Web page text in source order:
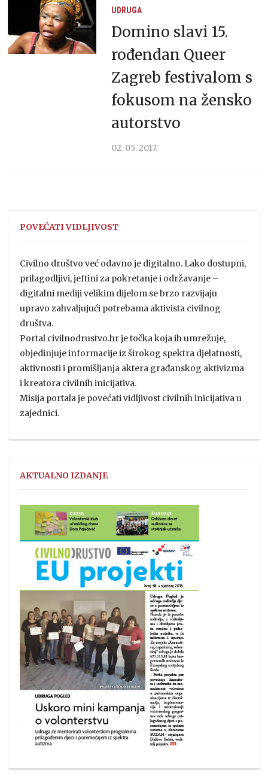
UDRUGA
Domino slavi 15.
rođendan Queer
Zagreb festivalom s
fokusom na žensko
autorstvo
02. 05. 2017.
POVEĆATI VIDLJIVOST
Civilno društvo već odavno je digitalno. Lako dostupni,
prilagodljivi, jeftini za pokretanje i održavanje –
digitalni mediji velikim dijelom se brzo razvijaju
upravo zahvaljujući potrebama aktivista civilnog
društva.
Portal civilnodrustvo.hr je točka koja ih umrežuje,
objedinjuje informacije iz širokog spektra djelatnosti,
aktivnosti i promišljanja aktera građanskog aktivizma
i kreatora civilnih inicijativa.
Misija portala je povećati vidljivost civilnih inicijativa u
zajednici.
AKTUALNO IZDANJE